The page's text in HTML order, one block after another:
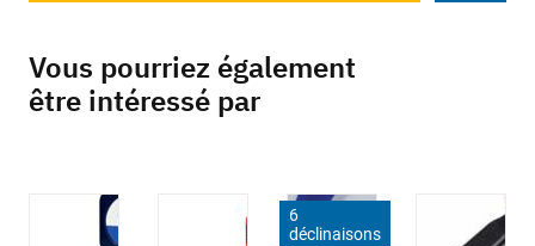
Vous pourriez également
être intéressé par
6
déclinaisons